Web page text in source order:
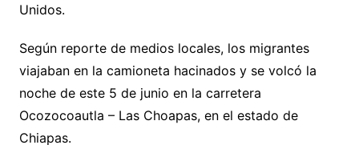
Unidos.
Según reporte de medios locales, los migrantes
viajaban en la camioneta hacinados y se volcó la
noche de este 5 de junio en la carretera
Ocozocoautla – Las Choapas, en el estado de
Chiapas.